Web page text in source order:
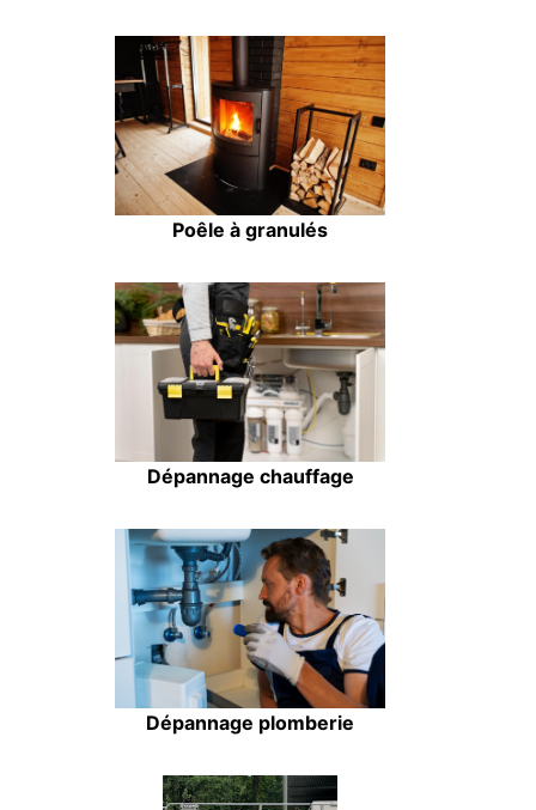
Poêle à granulés
Dépannage chauffage
Dépannage plomberie